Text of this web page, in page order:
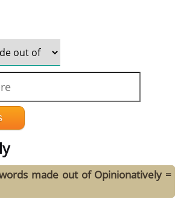
made out of Opinionatively =